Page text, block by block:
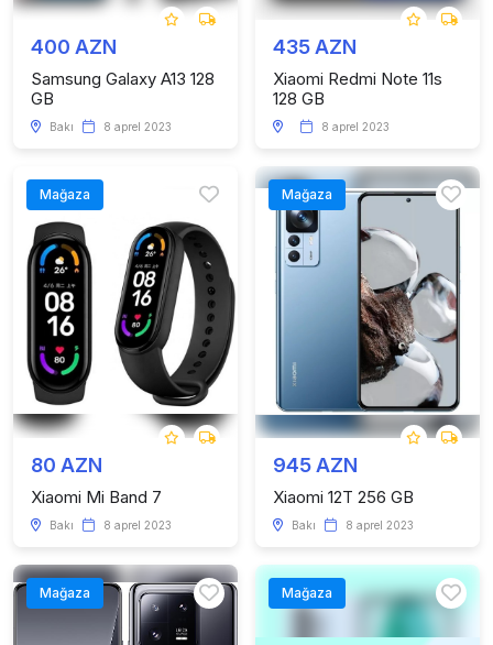
400 AZN
Samsung Galaxy A13 128
GB
Bakı 8 aprel 2023
435 AZN
Xiaomi Redmi Note 11s
128 GB
8 aprel 2023
Mağaza
80 AZN
Xiaomi Mi Band 7
Bakı 8 aprel 2023
Mağaza
945 AZN
Xiaomi 12T 256 GB
Bakı 8 aprel 2023
Mağaza Mağaza